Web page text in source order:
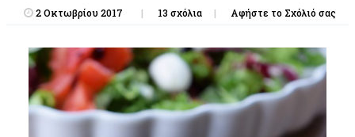
2 Οκτωβρίου 2017 13 σχόλια Αφήστε το Σχόλιό σας